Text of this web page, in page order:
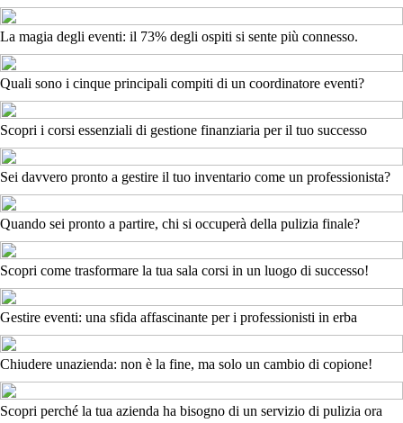
La magia degli eventi: il 73% degli ospiti si sente più connesso.
Quali sono i cinque principali compiti di un coordinatore eventi?
Scopri i corsi essenziali di gestione finanziaria per il tuo successo
Sei davvero pronto a gestire il tuo inventario come un professionista?
Quando sei pronto a partire, chi si occuperà della pulizia finale?
Scopri come trasformare la tua sala corsi in un luogo di successo!
Gestire eventi: una sfida affascinante per i professionisti in erba
Chiudere unazienda: non è la fine, ma solo un cambio di copione!
Scopri perché la tua azienda ha bisogno di un servizio di pulizia ora